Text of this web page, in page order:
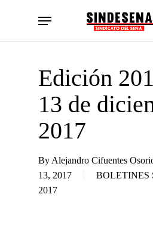
Menu
Edición
13 de
2017
By Alejandro Cifuentes
13, 2017
BOLETINES
2017